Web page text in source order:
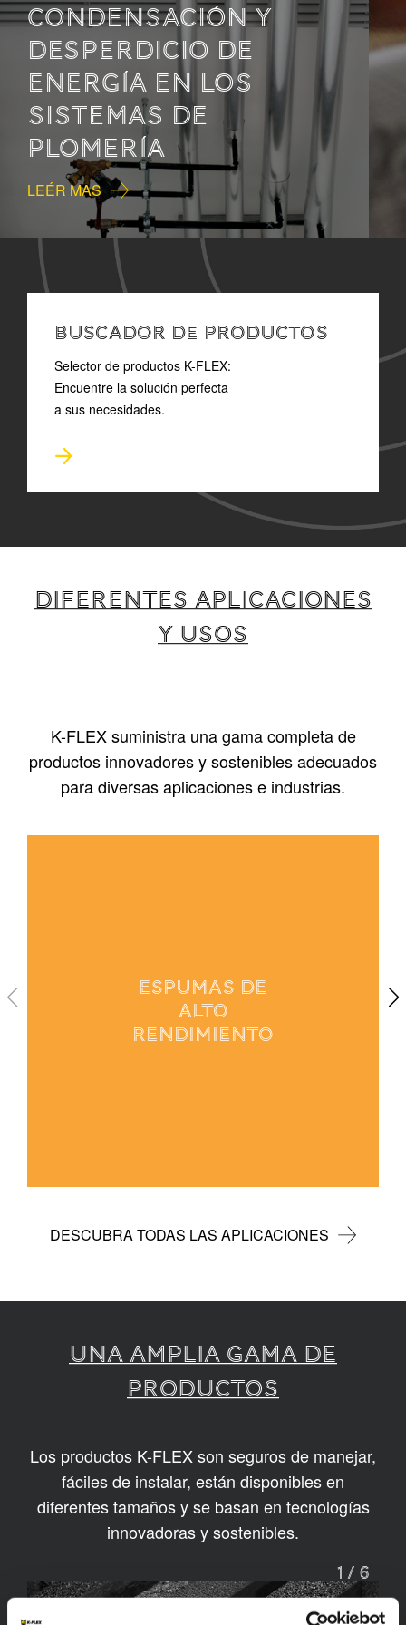
MEJORAR LA CALIDAD
DE VIDA MEDIANTE EL
CONTROL DEL SONIDO
LEÉR MAS
BUSCADOR DE PRODUCTOS
Selector de productos K-FLEX:
Encuentre la solución perfecta
a sus necesidades.
DIFERENTES APLICACIONES
Y USOS
K-FLEX suministra una gama completa de
productos innovadores y sostenibles adecuados
para diversas aplicaciones e industrias.
ESPUMAS DE
ALTO
RENDIMIENTO
DESCUBRA TODAS LAS APLICACIONES
UNA AMPLIA GAMA DE
PRODUCTOS
Los productos K-FLEX son seguros de manejar,
fáciles de instalar, están disponibles en
diferentes tamaños y se basan en tecnologías
innovadoras y sostenibles.
1 / 6